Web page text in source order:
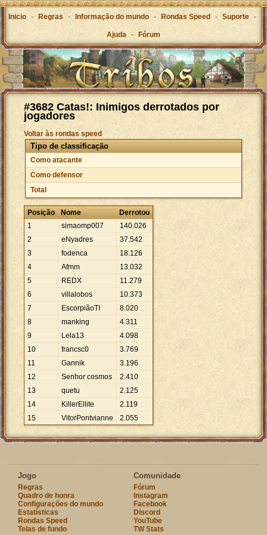
Inicio - Regras - Informação do mundo - Rondas Speed - Suporte -
Ajuda - Fórum
#3682 Catas!: Inimigos derrotados por
jogadores
Voltar às rondas speed
Tipo de classificação
Como atacante
Como defensor
Total
Posição Nome
Derrotou
1
simaomp007 140.026
2
eNyadres 37.542
3
fodenca 18.126
4
Afmm 13.032
5
REDX 11.279
6
villalobos 10.373
7
EscorpiãoTI 8.020
8
manking 4.311
9
Lela13 4.098
10
francsc0 3.769
11
Gannik 3.196
12
Senhor cosmos 2.410
13
quetu 2.125
14
KillerEllite 2.119
15
VitorPontvianne 2.055
Jogo
Regras
Quadro de honra
Configurações do mundo
Estatísticas
Rondas Speed
Telas de fundo
Comunidade
Fórum
Instagram
Facebook
Discord
YouTube
TW Stats